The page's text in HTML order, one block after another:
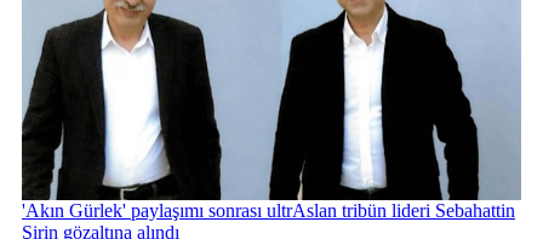
'Akın Gürlek' paylaşımı sonrası ultrAslan tribün lideri Sebahattin
Şirin gözaltına alındı